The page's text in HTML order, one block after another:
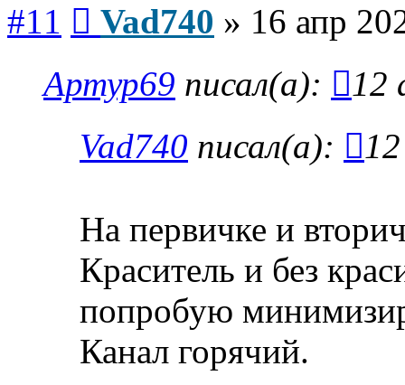
#11 Vad740 » 16 апр
Артур69 писал(а):
12
Vad740 писал(а):
На первичке и
Краситель и без
попробую
Канал горячий.